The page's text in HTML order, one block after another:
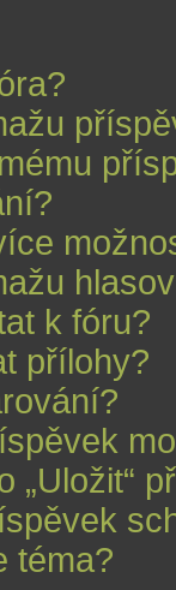
k fóru?
přílohy?
„Uložit“
téma?